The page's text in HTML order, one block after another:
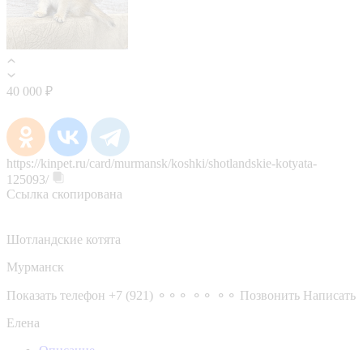
40 000 ₽
https://kinpet.ru/card/murmansk/koshki/shotlandskie-kotyata-
125093/
Ссылка скопирована
Шотландские котята
Мурманск
Показать телефон +7 (921) ⚬⚬⚬ ⚬⚬ ⚬⚬ Позвонить Написать
Елена